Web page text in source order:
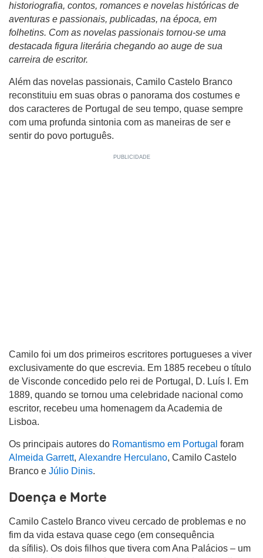
historiografia, contos, romances e novelas históricas de
aventuras e passionais, publicadas, na época, em
folhetins. Com as novelas passionais tornou-se uma
destacada figura literária chegando ao auge de sua
carreira de escritor.
Além das novelas passionais, Camilo Castelo Branco
reconstituiu em suas obras o panorama dos costumes e
dos caracteres de Portugal de seu tempo, quase sempre
com uma profunda sintonia com as maneiras de ser e
sentir do povo português.
Camilo foi um dos primeiros escritores portugueses a viver
exclusivamente do que escrevia. Em 1885 recebeu o título
de Visconde concedido pelo rei de Portugal, D. Luís I. Em
1889, quando se tornou uma celebridade nacional como
escritor, recebeu uma homenagem da Academia de
Lisboa.
Os principais autores do Romantismo em Portugal foram
Almeida Garrett, Alexandre Herculano, Camilo Castelo
Branco e Júlio Dinis.
Doença e Morte
Camilo Castelo Branco viveu cercado de problemas e no
fim da vida estava quase cego (em consequência
da sífilis). Os dois filhos que tivera com Ana Palácios – um